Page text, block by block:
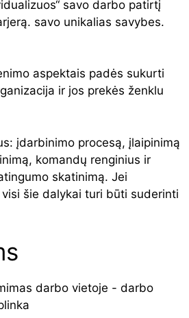
savo darbo patirtį
savo unikalias savybes.
aspektais padės sukurti
ir jos prekės ženklu
įdarbinimo procesą, įlaipinimą
komandų renginius ir
skatinimą. Jei
šie dalykai turi būti suderinti